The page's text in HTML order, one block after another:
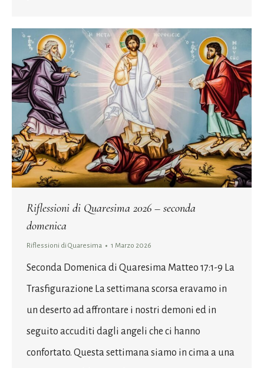
Riflessioni di Quaresima 2026 – seconda
domenica
Riflessioni di Quaresima 1 Marzo 2026
Seconda Domenica di Quaresima Matteo 17:1-9 La
Trasfigurazione La settimana scorsa eravamo in
un deserto ad affrontare i nostri demoni ed in
seguito accuditi dagli angeli che ci hanno
confortato. Questa settimana siamo in cima a una